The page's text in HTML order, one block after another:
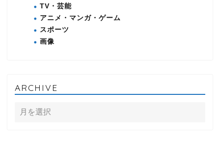
TV・芸能
アニメ・マンガ・ゲーム
スポーツ
画像
ARCHIVE